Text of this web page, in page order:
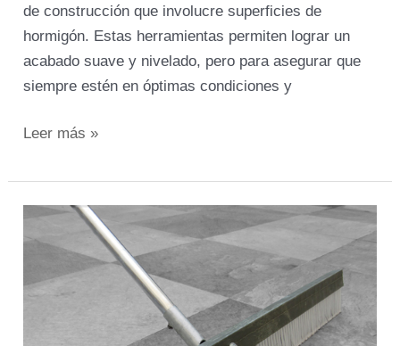
de construcción que involucre superficies de
hormigón. Estas herramientas permiten lograr un
acabado suave y nivelado, pero para asegurar que
siempre estén en óptimas condiciones y
Leer más »
Como
elegir
escobillón